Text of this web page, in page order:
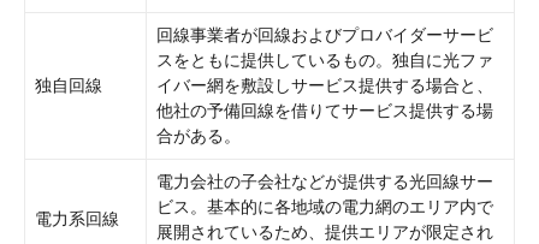
独自回線
回線事業者が回線およびプロバイダーサービ
スをともに提供しているもの。独自に光ファ
イバー網を敷設しサービス提供する場合と、
他社の予備回線を借りてサービス提供する場
合がある。
電力系回線
電力会社の子会社などが提供する光回線サー
ビス。基本的に各地域の電力網のエリア内で
展開されているため、提供エリアが限定され